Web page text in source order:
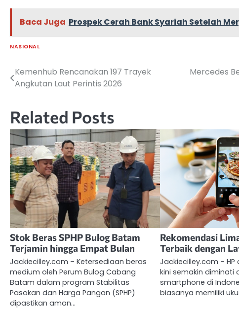
Baca Juga Prospek Cerah Bank Syariah Setelah
NASIONAL
Navigasi
pos
Kemenhub Rencanakan 197 Trayek
Angkutan Laut Perintis 2026
Mercedes
Related Posts
Stok Beras SPHP Bulog Batam
Terjamin hingga Empat Bulan
Jackiecilley.com – Ketersediaan beras
medium oleh Perum Bulog Cabang
Batam dalam program Stabilitas
Pasokan dan Harga Pangan (SPHP)
dipastikan aman…
Rekomendasi
Terbaik dengan
Jackiecilley.com –
kini semakin diminati
smartphone di
biasanya memiliki